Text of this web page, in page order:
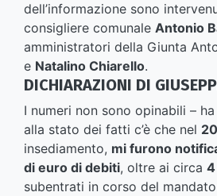
dell’informazione sono
consigliere comunale Antonio
amministratori della Giunta
e Natalino Chiarello.
DICHIARAZIONI DI
I numeri non sono opinabili –
alla stato dei fatti c’è che nel
insediamento, mi furono
di euro di debiti, oltre ai circa
subentrati in corso del